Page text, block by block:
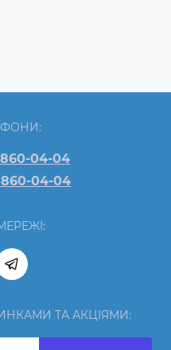
04-04
04-04
ТА АКЦІЯМИ: